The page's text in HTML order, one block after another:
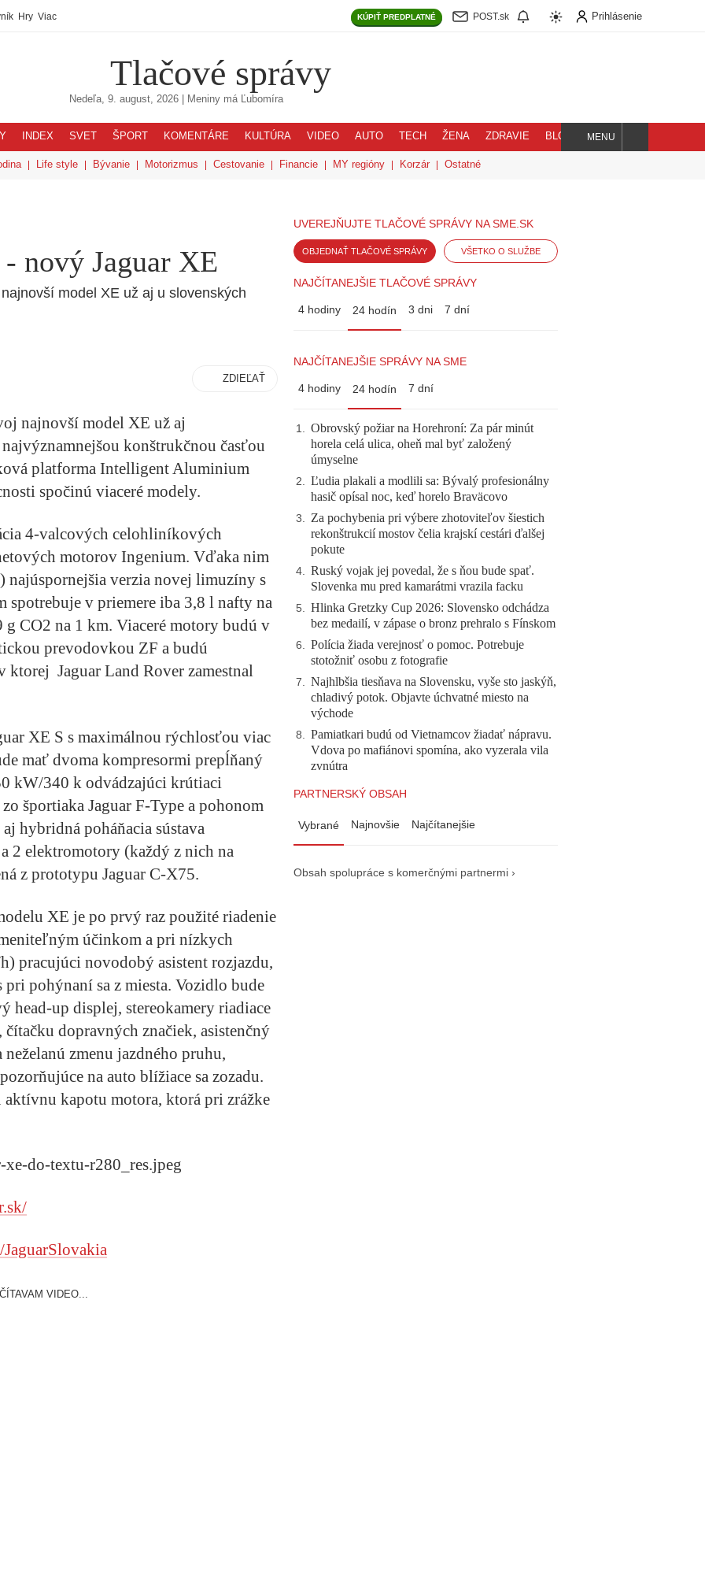
Hry Viac KÚPIŤ PREDPLATNÉ POST.sk Prihlásenie
Tlačové správy
Nedeľa, 9. august, 2026 | Meniny má Ľubomíra
INDEX SVET ŠPORT KOMENTÁRE KULTÚRA VIDEO AUTO TECH ŽENA ZDRAVIE BLOG
Hľadaj
MENU
Life style Bývanie Motorizmus Cestovanie Financie MY regióny Korzár Ostatné
nový Jaguar XE
model XE už aj u slovenských
ZDIEĽAŤ
najnovší model XE už aj
konštrukčnou časťou
platforma Intelligent Aluminium
spočinú viaceré modely.
4-valcových celohliníkových
motorov Ingenium. Vďaka nim
verzia novej limuzíny s
v priemere iba 3,8 l nafty na
CO2 na 1 km. Viaceré motory budú v
prevodovkou ZF a budú
ktorej Jaguar Land Rover zamestnal
XE S s maximálnou rýchlosťou viac
mať dvoma kompresormi prepĺňaný
kW/340 k odvádzajúci krútiaci
športiaka Jaguar F-Type a pohonom
hybridná poháňacia sústava
2 elektromotory (každý z nich na
z prototypu Jaguar C-X75.
XE je po prvý raz použité riadenie
účinkom a pri nízkych
pracujúci novodobý asistent rozjazdu,
pohýnaní sa z miesta. Vozidlo bude
head-up displej, stereokamery riadiace
dopravných značiek, asistenčný
zmenu jazdného pruhu,
na auto blížiace sa zozadu.
aktívnu kapotu motora, ktorá pri zrážke
VIDEO...
UVEREJŇUJTE TLAČOVÉ SPRÁVY NA SME.SK
OBJEDNAŤ TLAČOVÉ SPRÁVY VŠETKO O SLUŽBE
NAJČÍTANEJŠIE TLAČOVÉ SPRÁVY
4 hodiny 24 hodín 3 dni 7 dní
NAJČÍTANEJŠIE SPRÁVY NA SME
4 hodiny 24 hodín 7 dní
1. Obrovský požiar na Horehroní: Za pár minút
horela celá ulica, oheň mal byť založený
úmyselne
2. Ľudia plakali a modlili sa: Bývalý profesionálny
hasič opísal noc, keď horelo Braväcovo
3. Za pochybenia pri výbere zhotoviteľov šiestich
rekonštrukcií mostov čelia krajskí cestári ďalšej
pokute
4. Ruský vojak jej povedal, že s ňou bude spať.
Slovenka mu pred kamarátmi vrazila facku
5. Hlinka Gretzky Cup 2026: Slovensko odchádza
bez medailí, v zápase o bronz prehralo s Fínskom
6. Polícia žiada verejnosť o pomoc. Potrebuje
stotožniť osobu z fotografie
7. Najhlbšia tiesňava na Slovensku, vyše sto jaskýň,
chladivý potok. Objavte úchvatné miesto na
východe
8. Pamiatkari budú od Vietnamcov žiadať nápravu.
Vdova po mafiánovi spomína, ako vyzerala vila
zvnútra
PARTNERSKÝ OBSAH
Vybrané Najnovšie Najčítanejšie
Obsah spolupráce s komerčnými partnermi ›